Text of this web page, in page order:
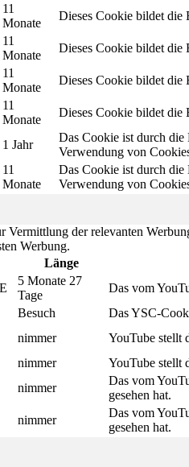
11
Monate
Dieses Cookie bildet die
11
Monate
Dieses Cookie bildet die
11
Monate
Dieses Cookie bildet die
11
Monate
Dieses Cookie bildet die
1 Jahr
Das Cookie ist durch
Verwendung von
11
Monate
Das Cookie ist durch
Verwendung von
Vermittlung der relevanten
Werbung.
Länge
5 Monate 27
Tage
Das vom
Besuch
Das YSC-
nimmer
YouTube stellt
nimmer
YouTube stellt
nimmer
Das vom
gesehen hat.
nimmer
Das vom
gesehen hat.